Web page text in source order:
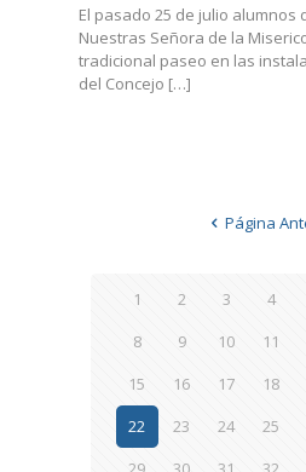
El pasado 25 de julio alumnos
Nuestras Señora de la
tradicional paseo en las
del Concejo […]
Página
1 2 3 4
8
9 10 11
15
16 17 18
22
23 24 25